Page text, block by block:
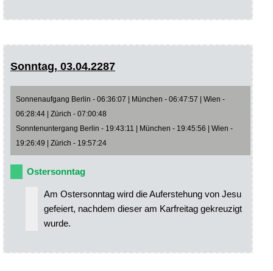
Sonntag, 03.04.2287
Sonnenaufgang Berlin - 06:36:07 | München - 06:47:57 | Wien -
06:28:44 | Zürich - 07:00:48
Sonntenuntergang Berlin - 19:43:11 | München - 19:45:56 | Wien -
19:26:49 | Zürich - 19:57:24
Ostersonntag
Am Ostersonntag wird die Auferstehung von Jesu
gefeiert, nachdem dieser am Karfreitag gekreuzigt
wurde.